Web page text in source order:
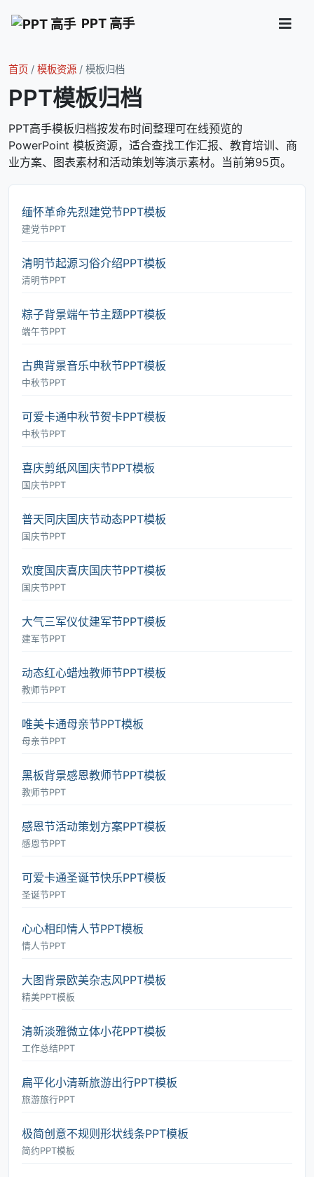
PPT 高手
首页 / 模板资源 / 模板归档
PPT模板归档
PPT高手模板归档按发布时间整理可在线预览的
PowerPoint 模板资源，适合查找工作汇报、教育培训、商
业方案、图表素材和活动策划等演示素材。当前第95页。
缅怀革命先烈建党节PPT模板
建党节PPT
清明节起源习俗介绍PPT模板
清明节PPT
粽子背景端午节主题PPT模板
端午节PPT
古典背景音乐中秋节PPT模板
中秋节PPT
可爱卡通中秋节贺卡PPT模板
中秋节PPT
喜庆剪纸风国庆节PPT模板
国庆节PPT
普天同庆国庆节动态PPT模板
国庆节PPT
欢度国庆喜庆国庆节PPT模板
国庆节PPT
大气三军仪仗建军节PPT模板
建军节PPT
动态红心蜡烛教师节PPT模板
教师节PPT
唯美卡通母亲节PPT模板
母亲节PPT
黑板背景感恩教师节PPT模板
教师节PPT
感恩节活动策划方案PPT模板
感恩节PPT
可爱卡通圣诞节快乐PPT模板
圣诞节PPT
心心相印情人节PPT模板
情人节PPT
大图背景欧美杂志风PPT模板
精美PPT模板
清新淡雅微立体小花PPT模板
工作总结PPT
扁平化小清新旅游出行PPT模板
旅游旅行PPT
极简创意不规则形状线条PPT模板
简约PPT模板